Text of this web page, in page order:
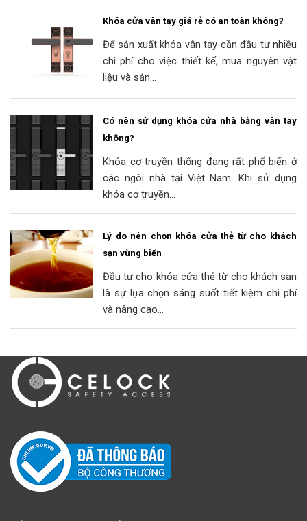
Khóa cửa vân tay giá rẻ có an toàn không?
Để sản xuất khóa vân tay cần đầu tư nhiều
chi phí cho việc thiết kế, mua nguyên vật
liệu và sản...
Có nên sử dụng khóa cửa nhà bằng vân tay
không?
Khóa cơ truyền thống đang rất phổ biến ở
các ngôi nhà tại Việt Nam. Khi sử dụng
khóa cơ truyền...
Lý do nên chọn khóa cửa thẻ từ cho khách
sạn vùng biển
Đầu tư cho khóa cửa thẻ từ cho khách sạn
là sự lựa chọn sáng suốt tiết kiệm chi phí
và nâng cao...